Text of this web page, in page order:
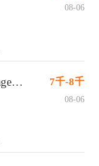
08-06
高级销售经理 Senior Sales Manager(J18034) 7千-8千
08-06